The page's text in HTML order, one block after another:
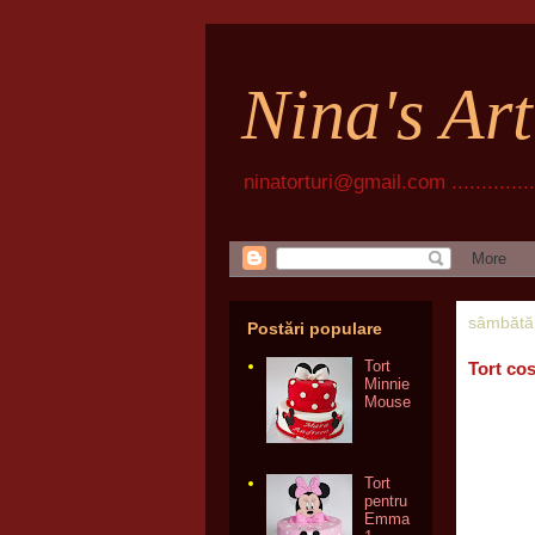
Nina's
ninatorturi@gmail.com
Tort
Postări populare
Tort
Minnie
Mouse
Tort
pentru
Emma